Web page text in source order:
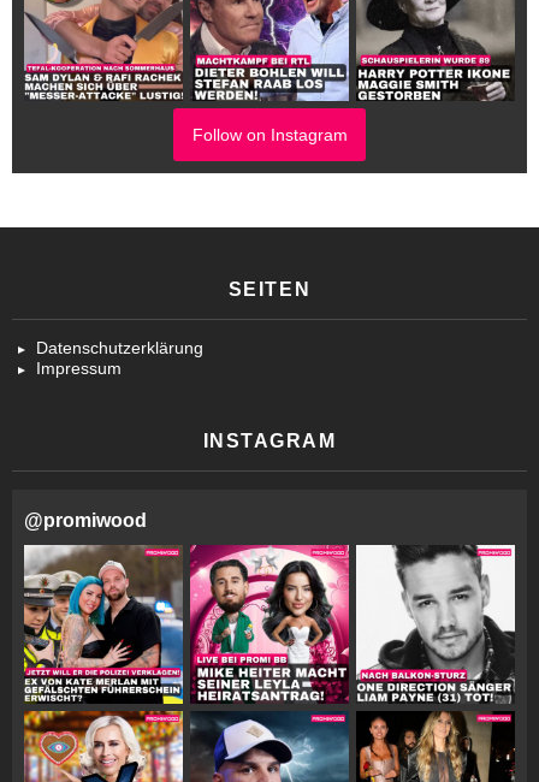
Follow on Instagram
SEITEN
Datenschutzerklärung
Impressum
INSTAGRAM
@promiwood